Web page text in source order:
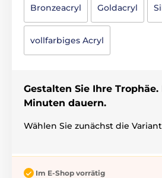
Bronzeacryl Goldacryl
vollfarbiges Acryl
Gestalten Sie Ihre
Minuten dauern.
Wählen Sie zunächst die
Im E-Shop vorrätig